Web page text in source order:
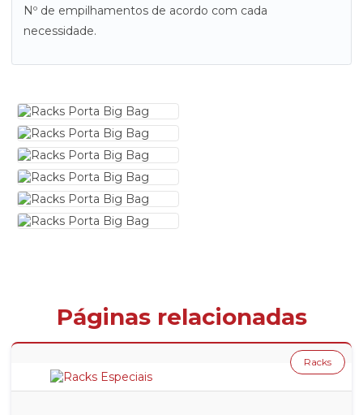
Nº de empilhamentos de acordo com cada
necessidade.
Páginas relacionadas
Racks